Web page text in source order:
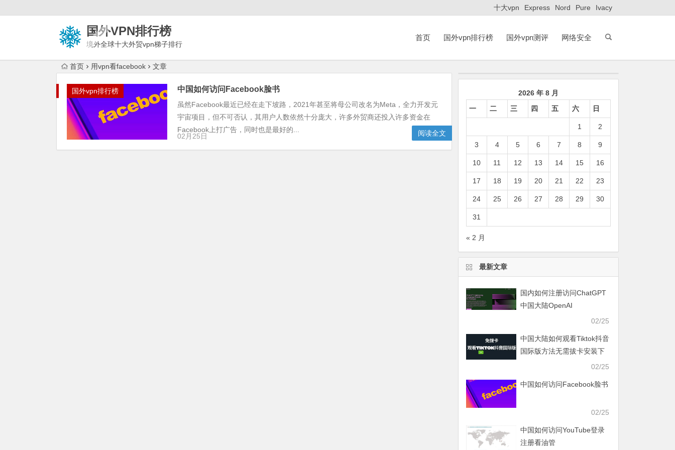
十大vpn Express Nord Pure Ivacy
国外VPN排行榜
境外全球十大外贸vpn梯子排行
首页 国外vpn排行榜 国外vpn测评 网络安全
首页 用vpn看facebook 文章
国外vpn排行榜 中国如何访问Facebook脸书
虽然Facebook最近已经在走下坡路，2021年甚至将母公司改名为Meta，全力开发元
宇宙项目，但不可否认，其用户人数依然十分庞大，许多外贸商还投入许多资金在
Facebook上打广告，同时也是最好的...
02月25日
阅读全文
2026 年 8 月
一
二 三 四 五 六 日
1 2
3 4 5 6 7 8 9
10 11 12 13 14 15 16
17 18 19 20 21 22 23
24 25 26 27 28 29 30
31
« 2 月
最新文章
国内如何注册访问ChatGPT
中国大陆OpenAI
02/25
中国大陆如何观看Tiktok抖音
国际版方法无需拔卡安装下
02/25
中国如何访问Facebook脸书
02/25
中国如何访问YouTube登录
注册看油管